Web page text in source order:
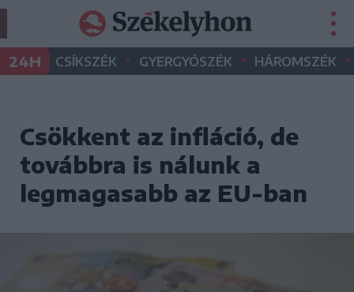
24H CSÍKSZÉK • GYERGYÓSZÉK • HÁROMSZÉK •
Csökkent az infláció, de
továbbra is nálunk a
legmagasabb az EU-ban